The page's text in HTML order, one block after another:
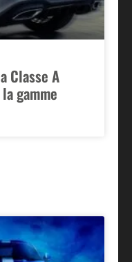
Classe A
gamme